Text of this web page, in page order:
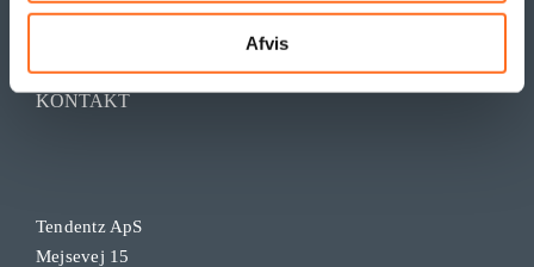
Afvis
KONTAKT
Tendentz ApS
Mejsevej 15